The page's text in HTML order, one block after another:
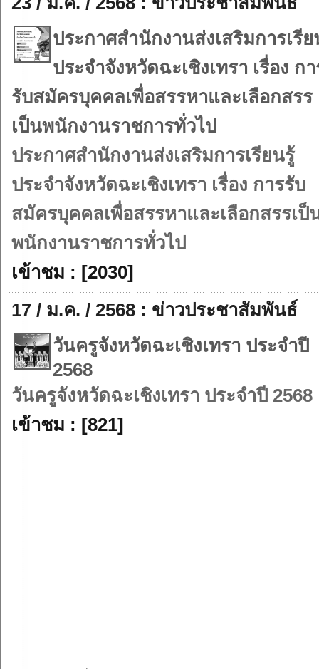
ประกาศสำนักงานส่งเสริมการเรีย
ประจำจังหวัดฉะเชิงเทรา เรื่อง กา
รับสมัครบุคคลเพื่อสรรหาและเลือกสรร
เป็นพนักงานราชการทั่วไป
ประกาศสำนักงานส่งเสริมการเรียนรู้
ประจำจังหวัดฉะเชิงเทรา เรื่อง การรับ
สมัครบุคคลเพื่อสรรหาและเลือกสรรเป็
พนักงานราชการทั่วไป
เข้าชม : [2030]
17 / ม.ค. / 2568 : ข่าวประชาสัมพันธ์
วันครูจังหวัดฉะเชิงเทรา ประจำปี
2568
วันครูจังหวัดฉะเชิงเทรา ประจำปี 2568
เข้าชม : [821]